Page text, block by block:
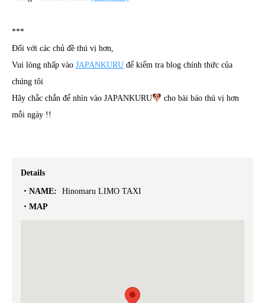
***
Đối với các chủ đề thú vị hơn,
Vui lòng nhấp vào JAPANKURU để kiểm tra blog chính thức của
chúng tôi
Hãy chắc chắn để nhìn vào JAPANKURU
cho bài báo thú vị hơn
mỗi ngày !!
Details
NAME:
Hinomaru LIMO TAXI
MAP